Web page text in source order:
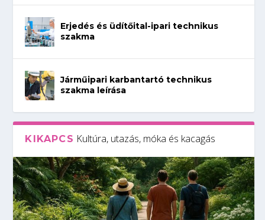
Erjedés és üdítőital-ipari technikus
szakma
Járműipari karbantartó technikus
szakma leírása
KIKAPCS Kultúra, utazás, móka és kacagás